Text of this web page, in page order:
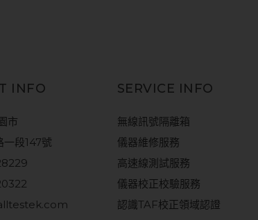
INFO
市
一段147號
SERVICE INFO
無線訊號隔離箱
儀器維修服務
高速線測試服務
儀器校正校驗服務
認識TAF校正領域認證